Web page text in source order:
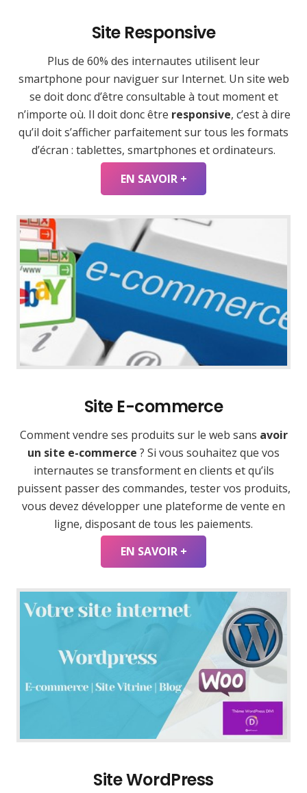
Site Responsive
Plus de 60% des internautes utilisent leur
smartphone pour naviguer sur Internet. Un site web
se doit donc d’être consultable à tout moment et
n’importe où. Il doit donc être responsive, c’est à dire
qu’il doit s’afficher parfaitement sur tous les formats
d’écran : tablettes, smartphones et ordinateurs.
EN SAVOIR +
Site E-commerce
Comment vendre ses produits sur le web sans avoir
un site e-commerce ? Si vous souhaitez que vos
internautes se transforment en clients et qu’ils
puissent passer des commandes, tester vos produits,
vous devez développer une plateforme de vente en
ligne, disposant de tous les paiements.
EN SAVOIR +
Site WordPress